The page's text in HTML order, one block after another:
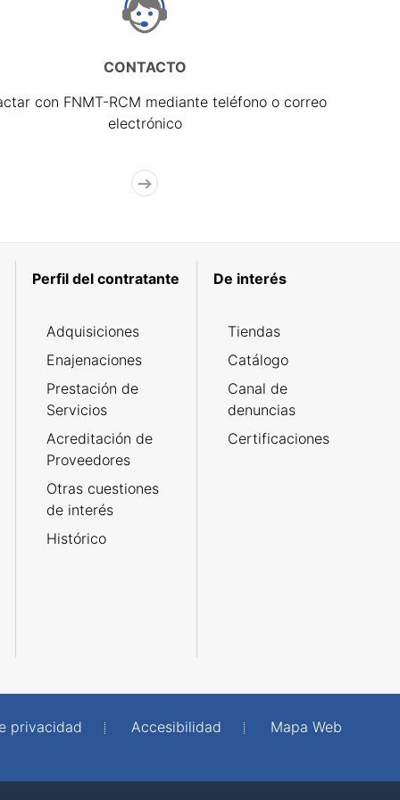
CONTACTO
con FNMT-RCM mediante teléfono o correo
electrónico
Perfil del contratante
Adquisiciones
Enajenaciones
Prestación de
Servicios
Acreditación de
Proveedores
Otras cuestiones
de interés
Histórico
De interés
Tiendas
Catálogo
Canal de
denuncias
Certificaciones
privacidad Accesibilidad
Mapa Web